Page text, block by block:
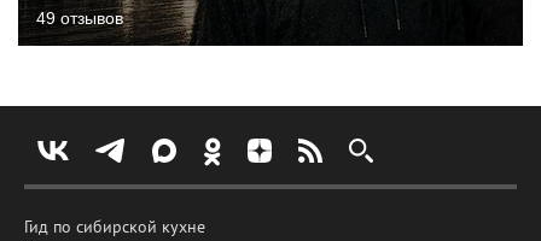
49 отзывов
Гид по сибирской кухне